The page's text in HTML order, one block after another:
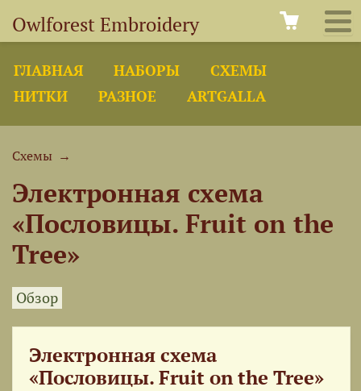
Owlforest Embroidery
ГЛАВНАЯ НАБОРЫ
СХЕМЫ
НИТКИ
РАЗНОЕ ARTGALLA
Схемы →
Электронная схема
«Пословицы. Fruit on the
Tree»
Обзор
Электронная схема
«Пословицы. Fruit on the Tree»